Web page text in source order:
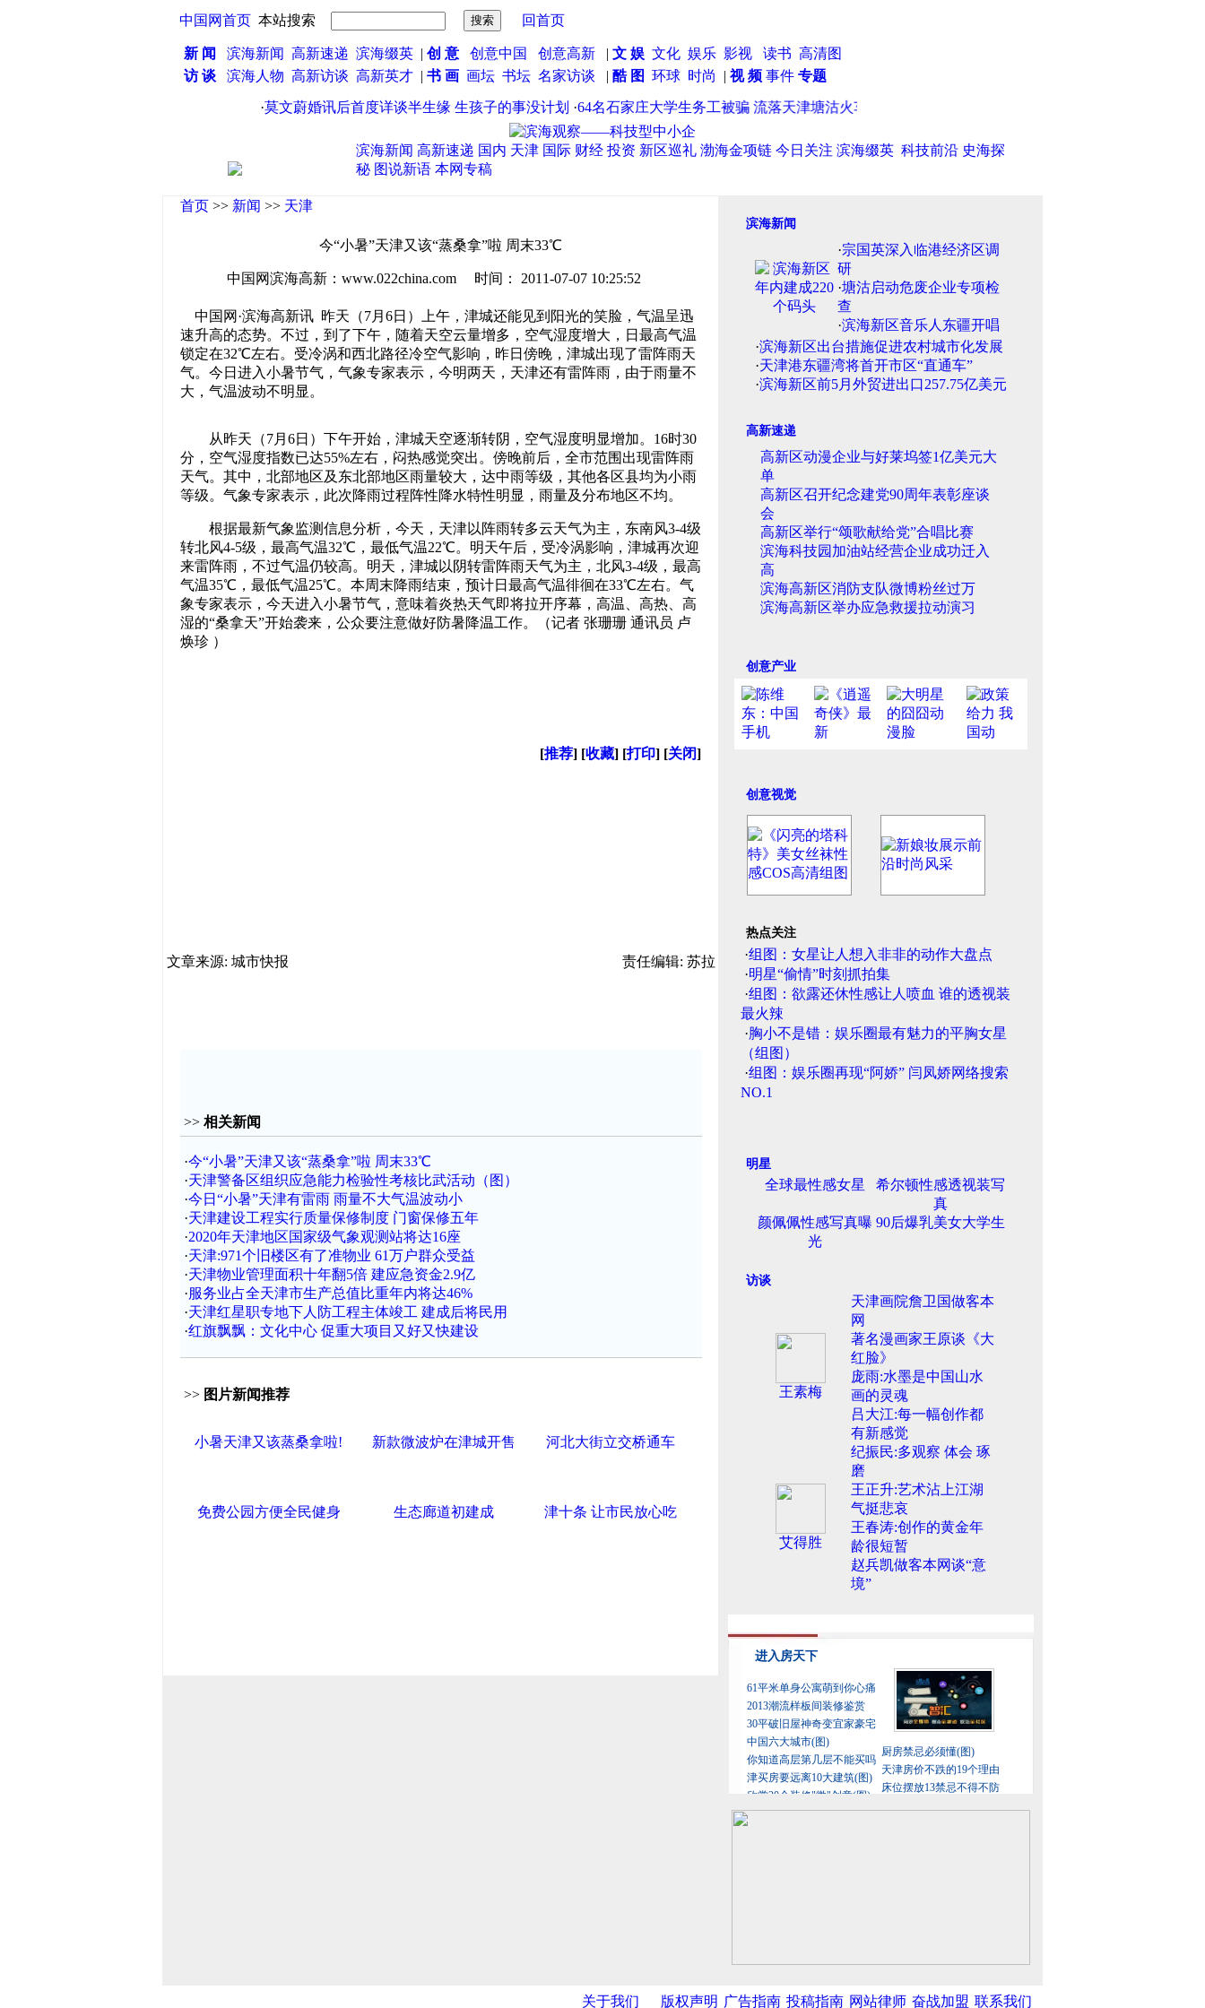
中国网首页 本站搜索 回首页
新 闻 滨海新闻 高新速递 滨海缀英| 创 意 创意中国 创意高新 | 文 娱 文化 娱乐 影视 读书 高清图
访 谈
滨海人物 高新访谈 高新英才 | 书 画 画坛 书坛 名家访谈 | 酷 图 环球 时尚 | 视 频事件 专题
莫文蔚婚讯后首度详谈半生缘 生孩子的事没计划·64名石家庄大学生务工被骗 流落天津塘沽火车站
滨海新闻 高新速递 国内 天津 国际 财经 投资 新区巡礼 渤海金项链 今日关注 滨海缀英 科技前沿 史海探
秘 图说新语 本网专稿
首页 >> 新闻 >> 天津
今“小暑”天津又该“蒸桑拿”啦 周末33℃
中国网滨海高新：www.022china.com 时间： 2011-07-07 10:25:52
中国网·滨海高新讯 昨天（7月6日）上午，津城还能见到阳光的笑脸，气温呈迅
速升高的态势。不过，到了下午，随着天空云量增多，空气湿度增大，日最高气温
锁定在32℃左右。受冷涡和西北路径冷空气影响，昨日傍晚，津城出现了雷阵雨天
气。今日进入小暑节气，气象专家表示，今明两天，天津还有雷阵雨，由于雨量不
大，气温波动不明显。
从昨天（7月6日）下午开始，津城天空逐渐转阴，空气湿度明显增加。16时30
分，空气湿度指数已达55%左右，闷热感觉突出。傍晚前后，全市范围出现雷阵雨
天气。其中，北部地区及东北部地区雨量较大，达中雨等级，其他各区县均为小雨
等级。气象专家表示，此次降雨过程阵性降水特性明显，雨量及分布地区不均。
根据最新气象监测信息分析，今天，天津以阵雨转多云天气为主，东南风3-4级
转北风4-5级，最高气温32℃，最低气温22℃。明天午后，受冷涡影响，津城再次迎
来雷阵雨，不过气温仍较高。明天，津城以阴转雷阵雨天气为主，北风3-4级，最高
气温35℃，最低气温25℃。本周末降雨结束，预计日最高气温徘徊在33℃左右。气
象专家表示，今天进入小暑节气，意味着炎热天气即将拉开序幕，高温、高热、高
湿的“桑拿天”开始袭来，公众要注意做好防暑降温工作。（记者 张珊珊 通讯员 卢
焕珍 ）
[推荐] [收藏] [打印] [关闭]
文章来源: 城市快报 责任编辑: 苏拉
>> 相关新闻
·今“小暑”天津又该“蒸桑拿”啦 周末33℃
·天津警备区组织应急能力检验性考核比武活动（图）
·今日“小暑”天津有雷雨 雨量不大气温波动小
·天津建设工程实行质量保修制度 门窗保修五年
·2020年天津地区国家级气象观测站将达16座
·天津:971个旧楼区有了准物业 61万户群众受益
·天津物业管理面积十年翻5倍 建应急资金2.9亿
·服务业占全天津市生产总值比重年内将达46%
·天津红星职专地下人防工程主体竣工 建成后将民用
·红旗飘飘：文化中心 促重大项目又好又快建设
>> 图片新闻推荐
小暑天津又该蒸桑拿啦! 新款微波炉在津城开售 河北大街立交桥通车
免费公园方便全民健身 生态廊道初建成 津十条 让市民放心吃
滨海新闻
·宗国英深入临港经济区调
研
·塘沽启动危废企业专项检
查
·滨海新区音乐人东疆开唱
·滨海新区出台措施促进农村城市化发展
·天津港东疆湾将首开市区“直通车”
·滨海新区前5月外贸进出口257.75亿美元
高新速递
高新区动漫企业与好莱坞签1亿美元大
单
高新区召开纪念建党90周年表彰座谈
会
高新区举行“颂歌献给党”合唱比赛
滨海科技园加油站经营企业成功迁入
高
滨海高新区消防支队微博粉丝过万
滨海高新区举办应急救援拉动演习
创意产业
创意视觉
热点关注
·组图：女星让人想入非非的动作大盘点
·明星“偷情”时刻抓拍集
·组图：欲露还休性感让人喷血 谁的透视装
最火辣
·胸小不是错：娱乐圈最有魅力的平胸女星
（组图）
·组图：娱乐圈再现“阿娇” 闫凤娇网络搜索
NO.1
明星
全球最性感女星
希尔顿性感透视装写
真
颜佩佩性感写真曝
光
90后爆乳美女大学生
访谈
王素梅
天津画院詹卫国做客本
网
著名漫画家王原谈《大
红脸》
庞雨:水墨是中国山水
画的灵魂
吕大江:每一幅创作都
有新感觉
艾得胜
纪振民:多观察 体会 琢
磨
王正升:艺术沾上江湖
气挺悲哀
王春涛:创作的黄金年
龄很短暂
赵兵凯做客本网谈“意
境”
关于我们 版权声明 广告指南 投稿指南 网站律师 奋战加盟 联系我们